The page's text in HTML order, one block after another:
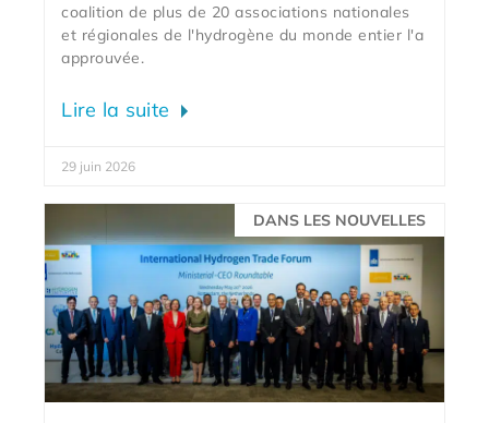
coalition de plus de 20 associations nationales
et régionales de l'hydrogène du monde entier l'a
approuvée.
Lire la suite
29 juin 2026
DANS LES NOUVELLES